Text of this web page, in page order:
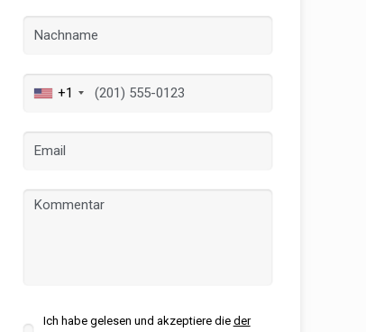
+1
Ich habe gelesen und akzeptiere die der